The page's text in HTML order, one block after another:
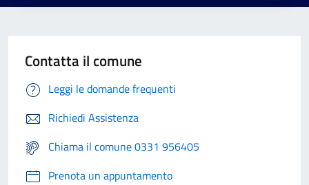
Contatta il comune
Leggi le domande frequenti
Richiedi Assistenza
Chiama il comune 0331 956405
Prenota un appuntamento